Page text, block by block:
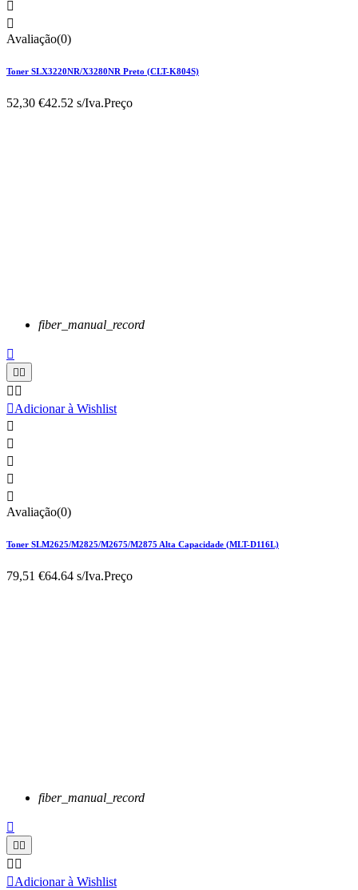


Avaliação(0)
Toner SLX3220NR/X3280NR Preto (CLT-K804S)
52,30 €42.52 s/Iva.Preço
fiber_manual_record


 
Adicionar à Wishlist





Avaliação(0)
Toner SLM2625/M2825/M2675/M2875 Alta Capacidade (MLT-D116L)
79,51 €64.64 s/Iva.Preço
fiber_manual_record


 
Adicionar à Wishlist